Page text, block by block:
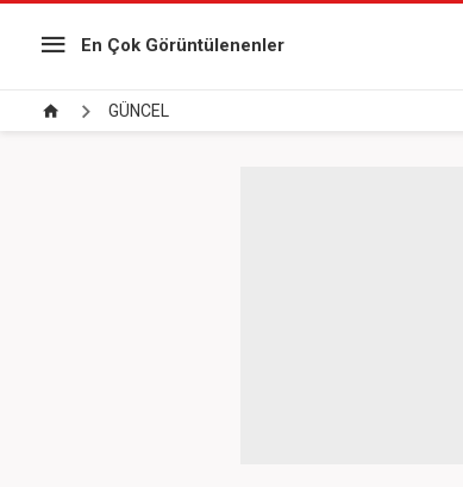
En Çok Görüntülenenler
GÜNCEL